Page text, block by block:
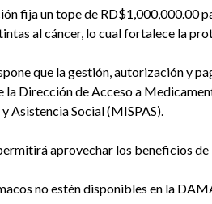
fija un tope de RD$1,000,000.00
al cáncer, lo cual fortalece la
que la gestión, autorización y
la Dirección de Acceso a
Asistencia Social (MISPAS).
aprovechar los beneficios de
no estén disponibles en la